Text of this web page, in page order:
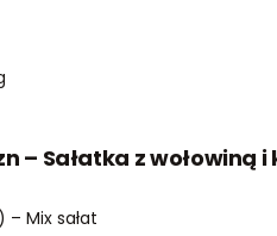
– Sałatka z wołowiną
Mix sałat